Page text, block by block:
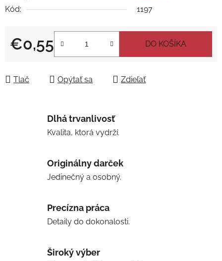
Kód:
1197
€0,55
Jednotková cena:
DO KOŠÍKA
Tlač Opýtať sa Zdieľať
Dlhá trvanlivosť
Kvalita, ktorá vydrží.
Originálny darček
Jedinečný a osobný.
Precízna práca
Detaily do dokonalosti.
Široký výber